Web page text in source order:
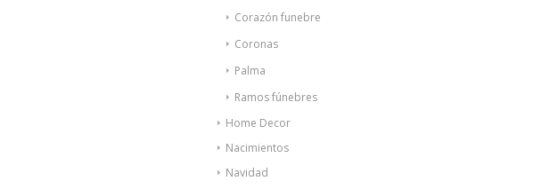
Corazón funebre
Coronas
Palma
Ramos fúnebres
Home Decor
Nacimientos
Navidad